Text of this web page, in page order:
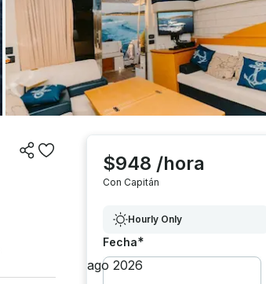
$948 /hora
Con Capitán
Hourly Only
Fecha*